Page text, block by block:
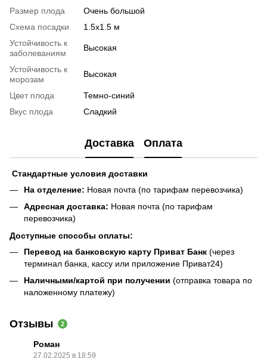
Размер плода
Очень большой
Схема посадки
1.5х1.5 м
Устойчивость к
заболеваниям
Высокая
Устойчивость к
морозам
Высокая
Цвет плода
Темно-синий
Вкус плода
Сладкий
Доставка Оплата
Стандартные условия доставки
На отделение: Новая почта (по тарифам перевозчика)
Адресная доставка: Новая почта (по тарифам
перевозчика)
Доступные способы оплаты:
Перевод на банковскую карту Приват Банк (через
терминал банка, кассу или приложение Приват24)
Наличными/картой при получении (отправка товара по
наложенному платежу)
Отзывы 2
Роман
27.02.2025 в 18:59